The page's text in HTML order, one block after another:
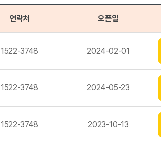
연락처 오픈일
1522-3748 2024-02-01
1522-3748 2024-05-23
1522-3748 2023-10-13